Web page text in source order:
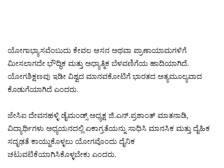
ಯೋಗಾಭ್ಯಾಸವೆಂಬುದು ಕೇವಲ ಆಸನ ಅಥವಾ ಪ್ರಾಣಾಯಾಮಗಳಿಗೆ
ಮೀಸಲಾಗದೇ ಭೌದ್ಧಿಕ ಮತ್ತು ಅಧ್ಯಾತ್ಮಿಕ ಬೆಳವಣಿಗೆಯ ಹಾದಿಯಾಗಿದೆ.
ಯೋಗಶಿಕ್ಷಣವು ಇಡೀ ವಿಶ್ವದ ಮಾನವಕೋಟಿಗೆ ಭಾರತದ ಅತ್ಯಮೂಲ್ಯವಾದ
ಕೊಡುಗೆಯಾಗಿದೆ ಎಂದರು.
ಜೇಸಿಐ ದೇವನಹಳ್ಳಿ ಡೈಮಂಡ್ಸ್ ಅಧ್ಯಕ್ಷ ಜಿ.ಎನ್.ಪ್ರಶಾಂತ್ ಮಾತನಾಡಿ,
ವಿದ್ಯಾರ್ಥಿಗಳು ಅಧ್ಯಯನದಲ್ಲಿ ಏಕಾಗ್ರತೆಯನ್ನು ಸಾಧಿಸಿ ಮಾನಸಿಕ ಮತ್ತು ದೈಹಿಕ
ಸದೃಢತೆ ಕಾಯ್ದುಕೊಳ್ಳಲು ಯೋಗವೊಂದು ದೈನಿಕ
ಚಟುವಟಿಕೆಯಾಗಿಸಿಕೊಳ್ಳಬೇಕು ಎಂದರು.